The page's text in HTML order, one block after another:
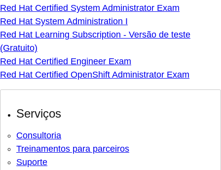
Red Hat Certified System Administrator Exam
Red Hat System Administration I
Red Hat Learning Subscription - Versão de teste
(Gratuito)
Red Hat Certified Engineer Exam
Red Hat Certified OpenShift Administrator Exam
Serviços
Consultoria
Treinamentos para parceiros
Suporte